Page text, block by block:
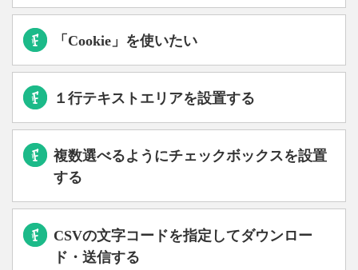
「Cookie」を使いたい
１行テキストエリアを設置する
複数選べるようにチェックボックスを設置
する
CSVの文字コードを指定してダウンロー
ド・送信する